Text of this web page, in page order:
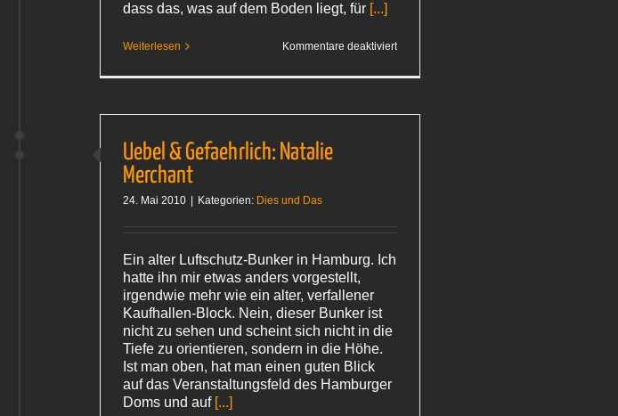
dass das, was auf dem Boden liegt, für [...]
Weiterlesen Kommentare deaktiviertfür
Uebel & Gefaehrlich: Natalie
Merchant
24. Mai 2010 Kategorien: Dies und Das
Ein alter Luftschutz-Bunker in Hamburg. Ich
hatte ihn mir etwas anders vorgestellt,
irgendwie mehr wie ein alter, verfallener
Kaufhallen-Block. Nein, dieser Bunker ist
nicht zu sehen und scheint sich nicht in die
Tiefe zu orientieren, sondern in die Höhe.
Ist man oben, hat man einen guten Blick
auf das Veranstaltungsfeld des Hamburger
Doms und auf [...]